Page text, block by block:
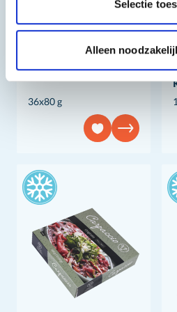
Selectie
Alleen
Real American
36x80 g